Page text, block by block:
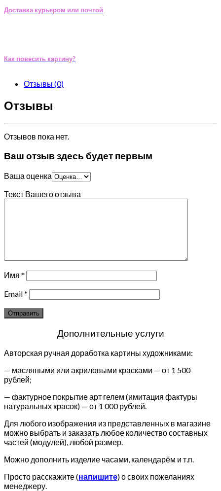
Доставка курьером или почтой
Как повесить картину?
Отзывы (0)
Отзывы
Отзывов пока нет.
Ваш отзыв здесь будет первым
Ваша оценка
Текст Вашего отзыва
Имя *
Email*
Дополнительные услуги
Авторская ручная доработка картины художниками:
— масляными или акриловыми красками — от 1 500
рублей;
— фактурное покрытие арт гелем (имитация фактуры
натуральных красок) — от 1 000 рублей.
Для любого изображения из представленных в магазине
можно выбрать и заказать любое количество составных
частей (модулей), любой размер.
Можно дополнить изделие часами, календарём и т.п.
Просто расскажите (напишите) о своих пожеланиях
менеджеру.